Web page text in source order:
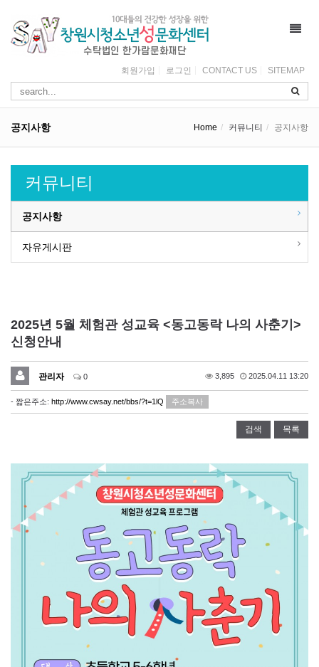
회원가입 로그인 CONTACT US SITEMAP
공지사항 Home 커뮤니티 공지사항
커뮤니티
공지사항
자유게시판
2025년 5월 체험관 성교육 <동고동락 나의 사춘기>
신청안내
관리자 0 3,895 2025.04.11 13:20
- 짧은주소: http://www.cwsay.net/bbs/?t=1lQ 주소복사
검색 목록